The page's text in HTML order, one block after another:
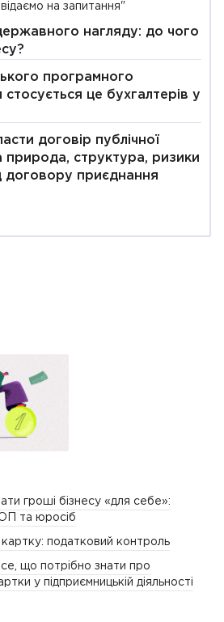
на запитання"
нагляду: до чого
програмного
це бухгалтерів у
договір публічної
структура, ризики
договору приєднання
гроші бізнесу «для себе»:
та юросіб
податковий контроль
що потрібно знати про
у підприємницькій діяльності